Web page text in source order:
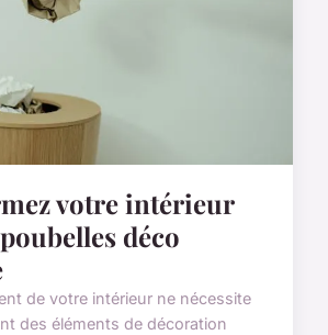
votre intérieur
déco
de votre intérieur ne nécessite
des éléments de décoration